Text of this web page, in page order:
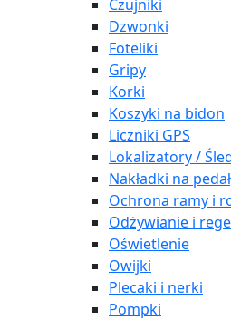
Czujniki
Dzwonki
Foteliki
Gripy
Korki
Koszyki na bidon
Liczniki GPS
Lokalizatory /
Nakładki na
Ochrona ramy i
Odżywianie i
Oświetlenie
Owijki
Plecaki i nerki
Pompki